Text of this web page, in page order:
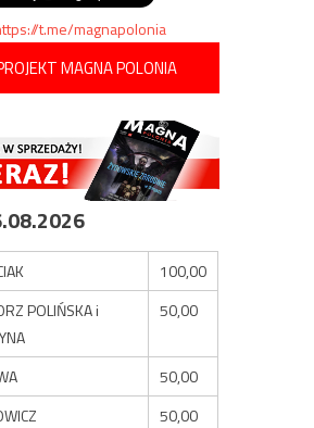
t.me/magnapolonia
MAGNA POLONIA
100,00
POLIŃSKA i
50,00
50,00
50,00